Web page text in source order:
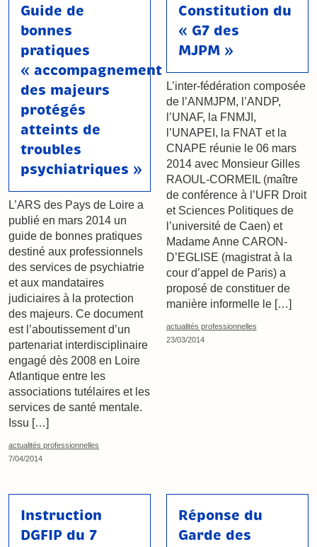
Guide de
bonnes
pratiques
« accompagnement
des majeurs
protégés
atteints de
troubles
psychiatriques »
L’ARS des Pays de Loire a
publié en mars 2014 un
guide de bonnes pratiques
destiné aux professionnels
des services de psychiatrie
et aux mandataires
judiciaires à la protection
des majeurs. Ce document
est l’aboutissement d’un
partenariat interdisciplinaire
engagé dès 2008 en Loire
Atlantique entre les
associations tutélaires et les
services de santé mentale.
Issu […]
actualités professionnelles
7/04/2014
Constitution du
« G7 des
MJPM »
L’inter-fédération composée
de l’ANMJPM, l’ANDP,
l’UNAF, la FNMJI,
l’UNAPEI, la FNAT et la
CNAPE réunie le 06 mars
2014 avec Monsieur Gilles
RAOUL-CORMEIL (maître
de conférence à l’UFR Droit
et Sciences Politiques de
l’université de Caen) et
Madame Anne CARON-
D’EGLISE (magistrat à la
cour d’appel de Paris) a
proposé de constituer de
manière informelle le […]
actualités professionnelles
23/03/2014
Instruction
DGFIP du 7
Réponse du
Garde des